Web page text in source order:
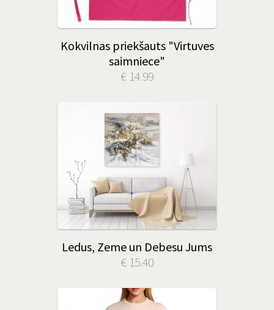
Kokvilnas priekšauts "Virtuves
saimniece"
€ 14.99
Ledus, Zeme un Debesu Jums
€ 15.40